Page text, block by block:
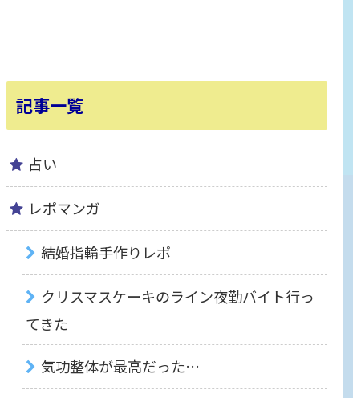
記事一覧
占い
レポマンガ
結婚指輪手作りレポ
クリスマスケーキのライン夜勤バイト行っ
てきた
気功整体が最高だった…